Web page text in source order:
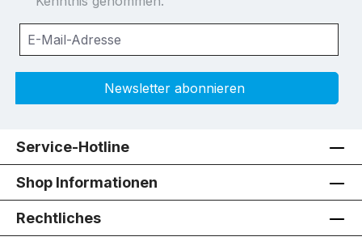
Newsletter abonnieren
Service-Hotline
Shop Informationen
Rechtliches